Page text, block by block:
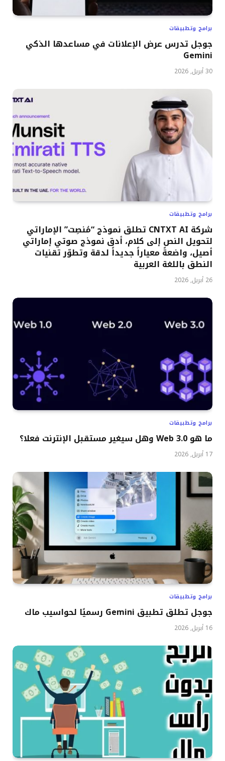
برامج وتطبيقات
جوجل تدرس عرض الإعلانات في مساعدها الذكي
Gemini
30 أبريل, 2026
برامج وتطبيقات
شركة CNTXT AI تطلق نموذج “مُنصِت” الإماراتي
لتحويل النص إلى كلام، أدق نموذج صوتي إماراتي
أصيل، واضعةً معياراً جديداً لدقة وتطوّر تقنيات
النطق باللغة العربية
26 أبريل, 2026
برامج وتطبيقات
ما هو Web 3.0 وهل سيغير مستقبل الإنترنت فعلا؟
17 أبريل, 2026
برامج وتطبيقات
جوجل تطلق تطبيق Gemini رسميًا لحواسيب ماك
16 أبريل, 2026